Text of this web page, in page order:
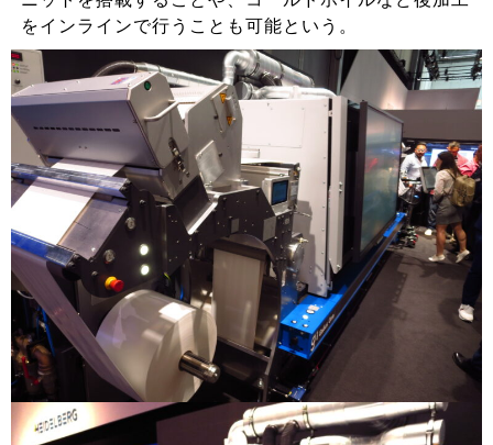
をインラインで行うことも可能という。